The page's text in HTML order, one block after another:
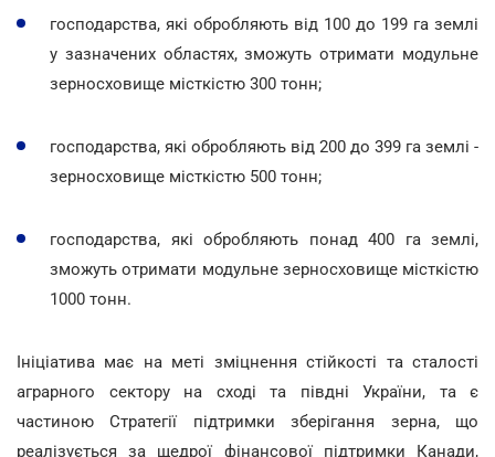
господарства, які обробляють від 100 до 199 га землі
у зазначених областях, зможуть отримати модульне
зерносховище місткістю 300 тонн;
господарства, які обробляють від 200 до 399 га землі -
зерносховище місткістю 500 тонн;
господарства, які обробляють понад 400 га землі,
зможуть отримати модульне зерносховище місткістю
1000 тонн.
Ініціатива має на меті зміцнення стійкості та сталості
аграрного сектору на сході та півдні України, та є
частиною Стратегії підтримки зберігання зерна, що
реалізується за щедрої фінансової підтримки Канади,